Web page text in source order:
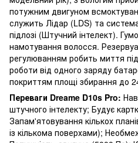
потужним двигуном
служить Лідар (LDS) та
підлозі (Штучний інтелект).
намотування волосся.
регулюванням робить миття
роботи від одного заряду
покриттям площі збирання до
Переваги Dreame D10s Pro:
штучного інтелекту; Будує
Запам'ятовування кількох
із кількома поверхами);